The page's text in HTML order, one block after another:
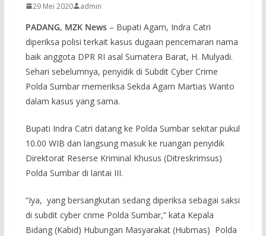
29 Mei 2020 admin
PADANG, MZK News– Bupati Agam, Indra Catri
diperiksa polisi terkait kasus dugaan pencemaran nama
baik anggota DPR RI asal Sumatera Barat, H. Mulyadi.
Sehari sebelumnya, penyidik di Subdit Cyber Crime
Polda Sumbar memeriksa Sekda Agam Martias Wanto
dalam kasus yang sama.
Bupati Indra Catri datang ke Polda Sumbar sekitar pukul
10.00 WIB dan langsung masuk ke ruangan penyidik
Direktorat Reserse Kriminal Khusus (Ditreskrimsus)
Polda Sumbar di lantai III.
“Iya, yang bersangkutan sedang diperiksa sebagai saksi
di subdit cyber crime Polda Sumbar,” kata Kepala
Bidang (Kabid) Hubungan Masyarakat (Hubmas) Polda